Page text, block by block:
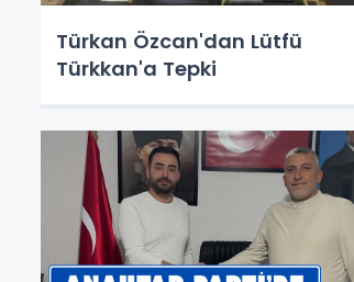
Türkan Özcan'dan Lütfü
Türkkan'a Tepki